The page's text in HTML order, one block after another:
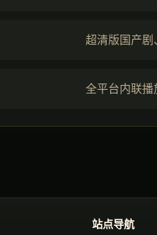
超清版国产剧
全平台内联播
站点导航